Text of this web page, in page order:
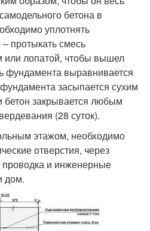
бетона в
уплотнять
протыкать смесь
или лопатой, чтобы вышел
фундамента выравнивается
засыпается сухим
бетон закрывается любым
(28 суток).
этажом, необходимо
отверстия, через
проводка и инженерные
дом.